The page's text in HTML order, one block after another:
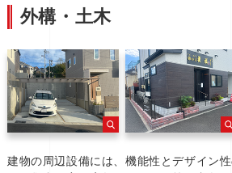
外構・土木
建物の周辺設備には、機能性とデザイン